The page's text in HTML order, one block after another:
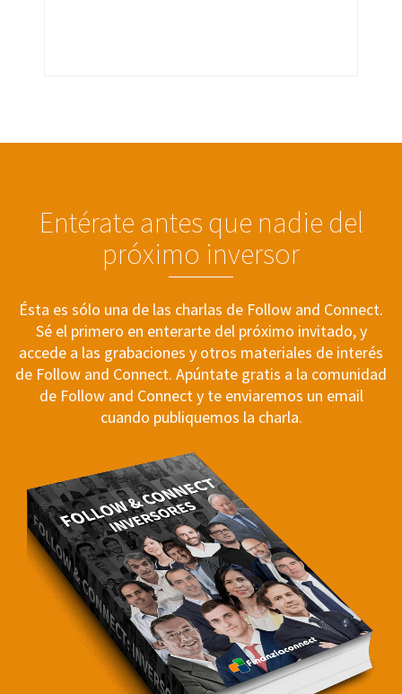
Entérate antes que nadie del
próximo inversor
Ésta es sólo una de las charlas de Follow and Connect.
Sé el primero en enterarte del próximo invitado, y
accede a las grabaciones y otros materiales de interés
de Follow and Connect. Apúntate gratis a la comunidad
de Follow and Connect y te enviaremos un email
cuando publiquemos la charla.